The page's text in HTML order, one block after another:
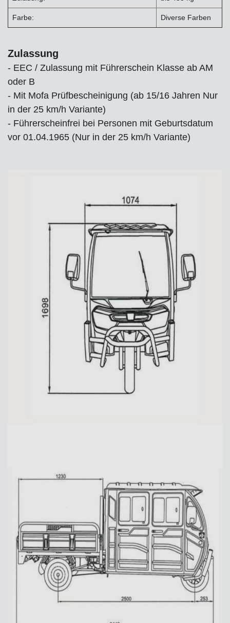
Farbe: Diverse Farben
Zulassung
- EEC / Zulassung mit Führerschein Klasse ab AM
oder B
- Mit Mofa Prüfbescheinigung (ab 15/16 Jahren Nur
in der 25 km/h Variante)
- Führerscheinfrei bei Personen mit Geburtsdatum
vor 01.04.1965 (Nur in der 25 km/h Variante)